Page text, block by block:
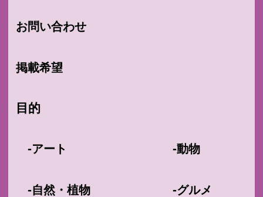
お問い合わせ
掲載希望
目的
-アート
-自然・植物
-動物
-グルメ